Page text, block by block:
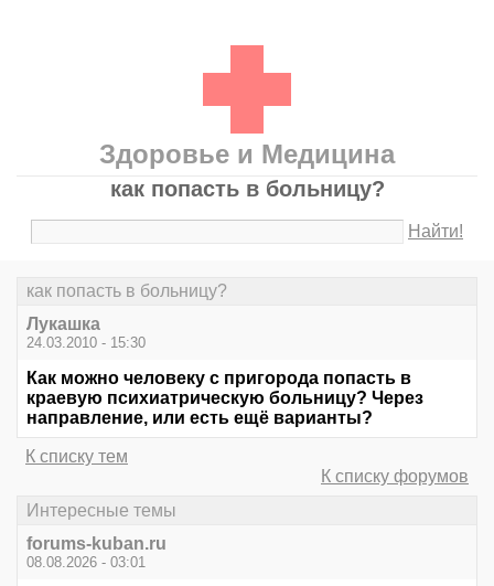
Здоровье и Медицина
как попасть в больницу?
Найти!
как попасть в больницу?
Лукашка
24.03.2010 - 15:30
Как можно человеку с пригорода попасть в
краевую психиатрическую больницу? Через
направление, или есть ещё варианты?
К списку тем
К списку форумов
Интересные темы
forums-kuban.ru
08.08.2026 - 03:01